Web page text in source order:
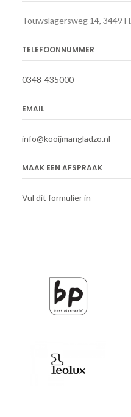
Touwslagersweg 14, 3449
TELEFOONNUMMER
0348-435000
EMAIL
info@kooijmangladzo.nl
MAAK EEN AFSPRAAK
Vul dit formulier in